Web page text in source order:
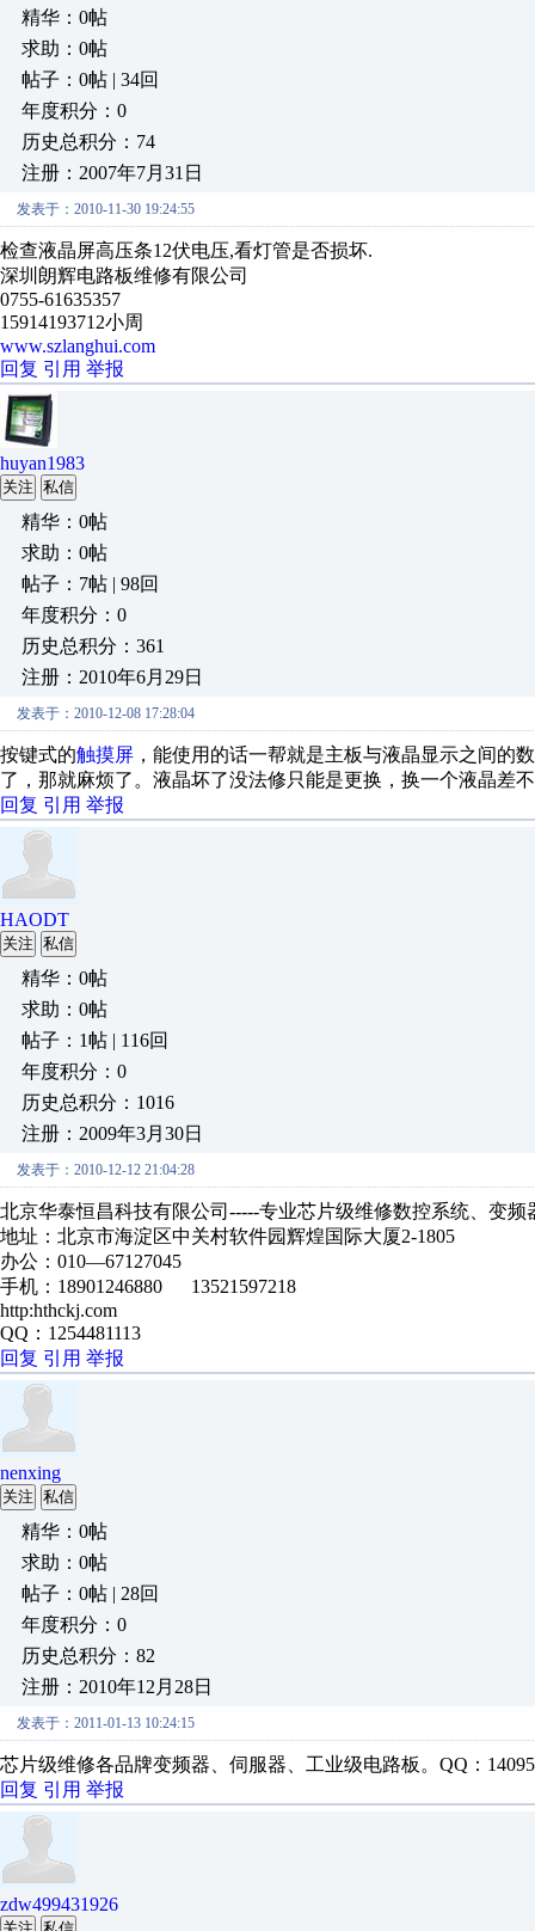
精华：0帖
求助：0帖
帖子：0帖 | 34回
年度积分：0
历史总积分：74
注册：2007年7月31日
发表于：2010-11-30 19:24:55
检查液晶屏高压条12伏电压,看灯管是否损坏.
深圳朗辉电路板维修有限公司
0755-61635357
15914193712小周
www.szlanghui.com
回复 引用 举报
huyan1983
关注 私信
精华：0帖
求助：0帖
帖子：7帖 | 98回
年度积分：0
历史总积分：361
注册：2010年6月29日
发表于：2010-12-08 17:28:04
按键式的触摸屏 ，能使用的话一帮就是主板与液晶显示之间的
了，那就麻烦了。液晶坏了没法修只能是更换，换一个液晶差
回复 引用 举报
HAODT
关注 私信
精华：0帖
求助：0帖
帖子：1帖 | 116回
年度积分：0
历史总积分：1016
注册：2009年3月30日
发表于：2010-12-12 21:04:28
北京华泰恒昌科技有限公司 -----专业芯片级维修数控系统、变频
地址：北京市海淀区中关村软件园辉煌国际大厦2-1805
办公： 010—67127045
手机： 18901246880
13521597218
http:hthckj.com
QQ：1254481113
回复 引用 举报
nenxing
关注 私信
精华：0帖
求助：0帖
帖子：0帖 | 28回
年度积分：0
历史总积分：82
注册：2010年12月28日
发表于：2011-01-13 10:24:15
芯片级维修各品牌变频器、伺服器、工业级电路板。QQ：
回复 引用 举报
zdw499431926